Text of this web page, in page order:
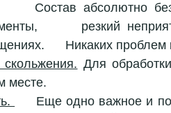
Состав абсолютно
резкий
Никаких проблем
Для
месте.
Еще одно важное и